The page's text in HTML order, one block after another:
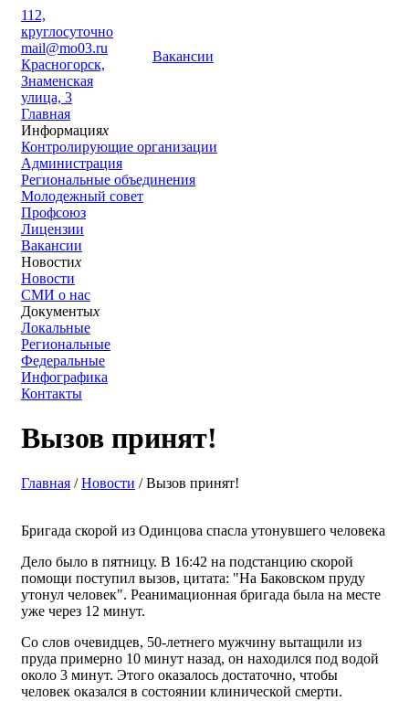
112,
круглосуточно
mail@mo03.ru
Красногорск,
Знаменская
улица, 3
Вакансии
Главная
Информацияx
Контролирующие организации
Администрация
Региональные объединения
Молодежный совет
Профсоюз
Лицензии
Вакансии
Новостиx
Новости
СМИ о нас
Документыx
Локальные
Региональные
Федеральные
Инфографика
Контакты
Вызов принят!
Главная /Новости / Вызов принят!
Бригада скорой из Одинцова спасла утонувшего человека
Дело было в пятницу. В 16:42 на подстанцию скорой
помощи поступил вызов, цитата: "На Баковском пруду
утонул человек". Реанимационная бригада была на месте
уже через 12 минут.
Со слов очевидцев, 50-летнего мужчину вытащили из
пруда примерно 10 минут назад, он находился под водой
около 3 минут. Этого оказалось достаточно, чтобы
человек оказался в состоянии клинической смерти.